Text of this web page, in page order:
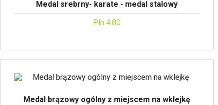
Medal srebrny- karate - medal stalowy
Pln 4.80
Medal brązowy ogólny z miejscem na wklejkę